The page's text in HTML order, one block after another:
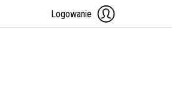
Logowanie